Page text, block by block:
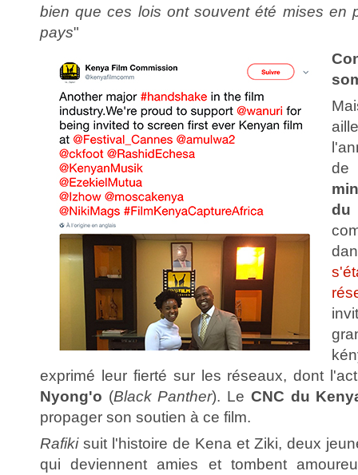
bien que ces lois ont souvent été mises en
pays"
de
du
exprimé leur fierté sur les réseaux, dont
Nyong'o (Black Panther). Le CNC du
propager son soutien à ce film.
Rafikisuit l'histoire de Kena et Ziki, deux
qui deviennent amies et tombent